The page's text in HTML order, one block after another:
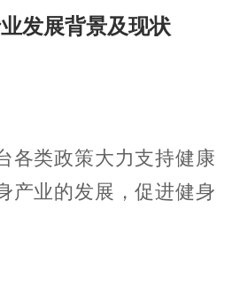
发展背景及现状
各类政策大力支持健康
产业的发展，促进健身